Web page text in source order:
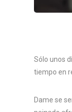
Sólo unos
tiempo en
Dame se